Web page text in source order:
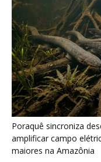
Poraquê sincroniza
amplificar campo
maiores na Amazônia